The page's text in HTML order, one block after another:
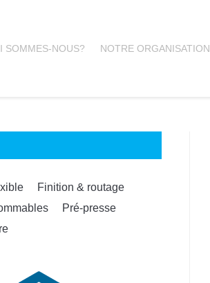
SOMMES-NOUS? NOTRE ORGANISATION
Finition & routage
Pré-presse